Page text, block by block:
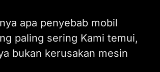
apa penyebab mobil
paling sering Kami temui,
bukan kerusakan mesin